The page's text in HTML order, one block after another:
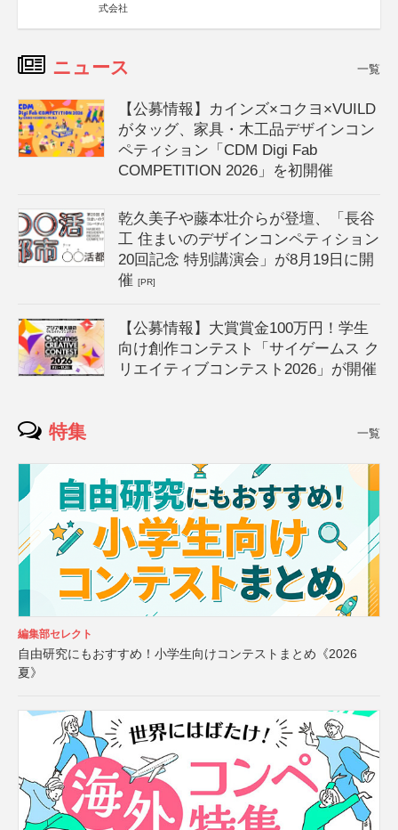
式会社
ニュース 一覧
【公募情報】カインズ×コクヨ×VUILD
がタッグ、家具・木工品デザインコン
ペティション「CDM Digi Fab
COMPETITION 2026」を初開催
乾久美子や藤本壮介らが登壇、「長谷
工 住まいのデザインコンペティション
20回記念 特別講演会」が8月19日に開
催[PR]
【公募情報】大賞賞金100万円！学生
向け創作コンテスト「サイゲームス ク
リエイティブコンテスト2026」が開催
特集 一覧
編集部セレクト
自由研究にもおすすめ！小学生向けコンテストまとめ《2026
夏》